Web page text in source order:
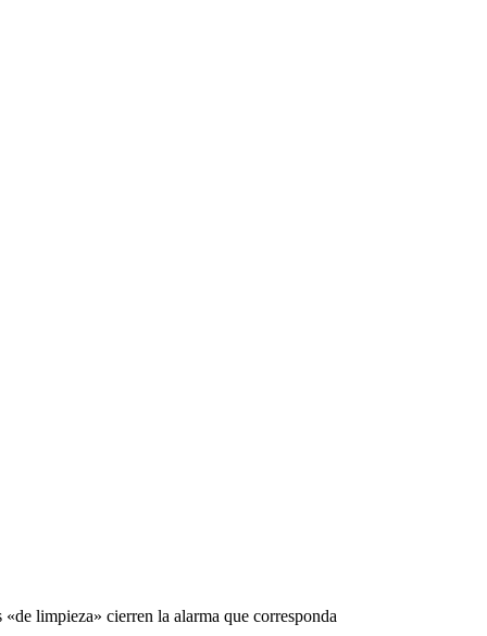
limpieza» cierren la alarma que corresponda